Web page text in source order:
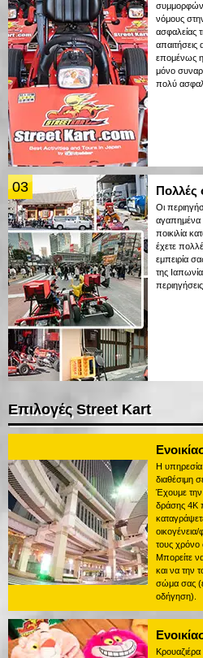
νόμους
ασφαλείας
επομένως η
μόνο
πολύ
03 Πολλές
Οι
αγαπημένα
ποικιλία
έχετε
εμπειρία
της
Επιλογές Street Kart
Η υπηρεσία
διαθέσιμη
Έχουμε την
δράσης 4K
τους χρόνο
Μπορείτε
και να την
σώμα σας
οδήγηση).